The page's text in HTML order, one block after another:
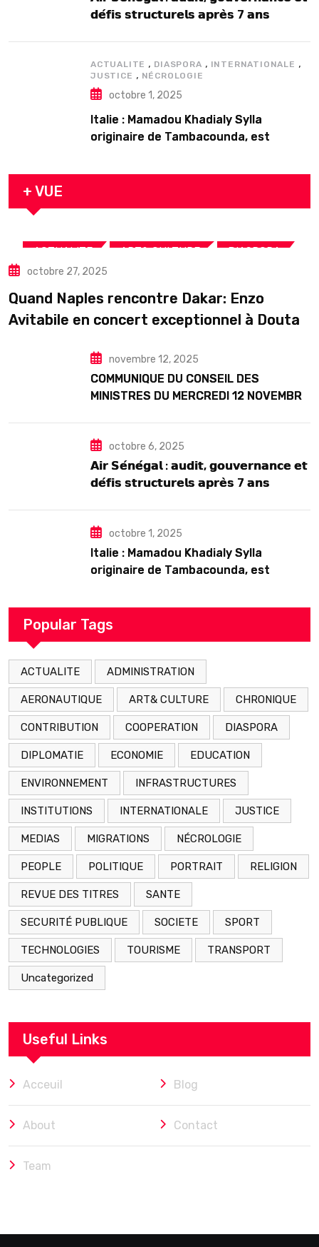
𝗱𝗲́𝗳𝗶𝘀 𝘀𝘁𝗿𝘂𝗰𝘁𝘂𝗿𝗲𝗹𝘀 𝗮𝗽𝗿𝗲̀𝘀 7 𝗮𝗻𝘀
ACTUALITE , DIASPORA , INTERNATIONALE ,
JUSTICE , NÉCROLOGIE
octobre 1, 2025
Italie : Mamadou Khadialy Sylla
originaire de Tambacounda, est
arrestation
+ VUE
ACTUALITE ART& CULTURE DIASPORA
TOURISME
octobre 27, 2025
Quand Naples rencontre Dakar: Enzo
Avitabile en concert exceptionnel à Douta
novembre 12, 2025
COMMUNIQUE DU CONSEIL DES
MINISTRES DU MERCREDI 12 NOVEMBRE
octobre 6, 2025
𝗔𝗶𝗿 𝗦𝗲́𝗻𝗲́𝗴𝗮𝗹 : 𝗮𝘂𝗱𝗶𝘁, 𝗴𝗼𝘂𝘃𝗲𝗿𝗻𝗮𝗻𝗰𝗲 𝗲𝘁
𝗱𝗲́𝗳𝗶𝘀 𝘀𝘁𝗿𝘂𝗰𝘁𝘂𝗿𝗲𝗹𝘀 𝗮𝗽𝗿𝗲̀𝘀 7 𝗮𝗻𝘀
octobre 1, 2025
Italie : Mamadou Khadialy Sylla
originaire de Tambacounda, est
arrestation
Popular Tags
ACTUALITE ADMINISTRATION
AERONAUTIQUE ART& CULTURE CHRONIQUE
CONTRIBUTION COOPERATION DIASPORA
DIPLOMATIE ECONOMIE EDUCATION
ENVIRONNEMENT INFRASTRUCTURES
INSTITUTIONS INTERNATIONALE JUSTICE
MEDIAS MIGRATIONS NÉCROLOGIE
PEOPLE POLITIQUE PORTRAIT RELIGION
REVUE DES TITRES SANTE
SECURITÉ PUBLIQUE SOCIETE SPORT
TECHNOLOGIES TOURISME TRANSPORT
Uncategorized
Useful Links
Acceuil Blog
About Contact
Team